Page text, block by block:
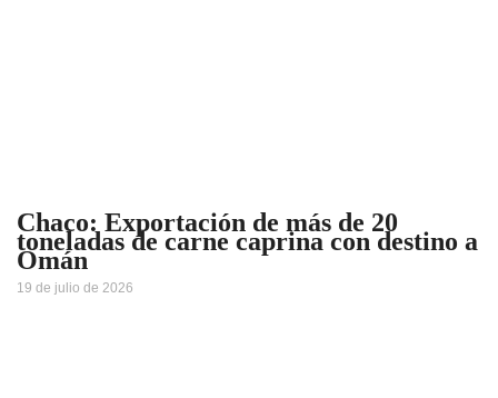
Chaco: Exportación de más de 20
toneladas de carne caprina con destino a
Omán
19 de julio de 2026